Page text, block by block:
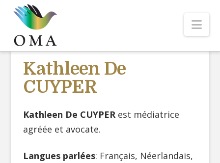
Kathleen De
CUYPER
Kathleen De CUYPERest médiatrice
agréée et avocate.
Langues parlées: Français, Néerlandais,